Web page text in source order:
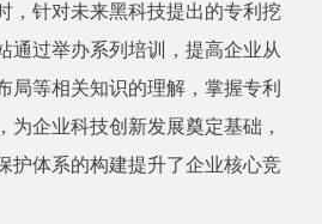
， 针对未来黑科技提出的专利挖
通过举办系列培训，提高企业从
局等相关知识的理解，掌握专利
为企业科技创新发展奠定基础，
护体系的构建提升了企业核心竞